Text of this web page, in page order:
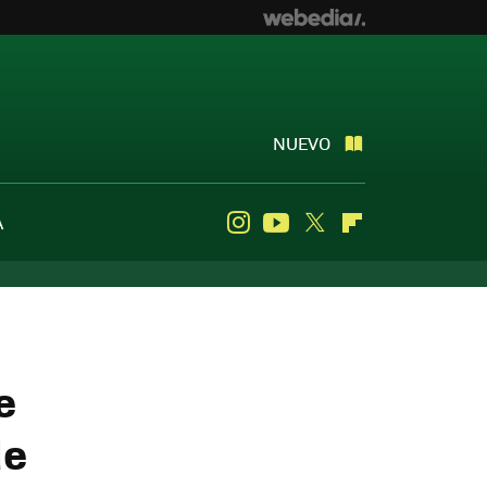
NUEVO
InstagramYoutube
Twitter